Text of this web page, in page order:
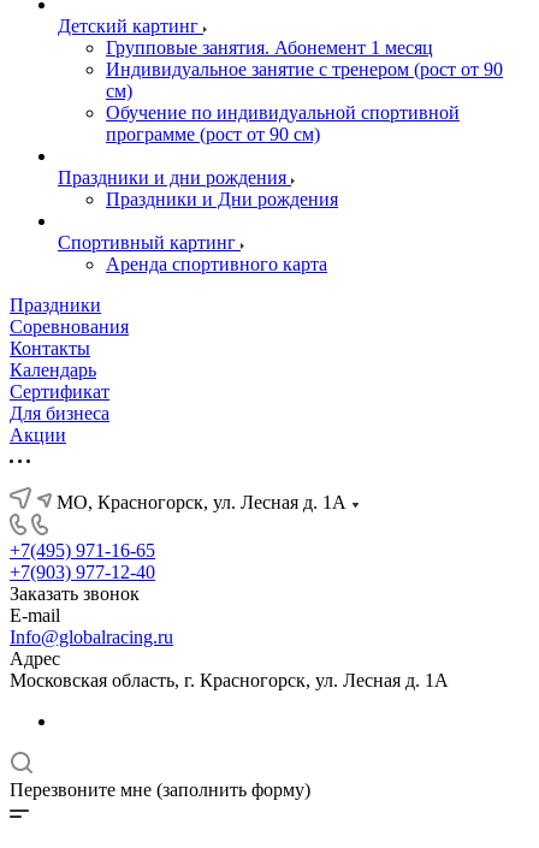
Детский картинг
Групповые занятия. Абонемент 1 месяц
Индивидуальное занятие с тренером (рост от 90
см)
Обучение по индивидуальной спортивной
программе (рост от 90 см)
Праздники и дни рождения
Праздники и Дни рождения
Спортивный картинг
Аренда спортивного карта
Праздники
Соревнования
Контакты
Календарь
Сертификат
Для бизнеса
Акции
МО, Красногорск, ул. Лесная д. 1А
+7(495) 971-16-65
+7(903) 977-12-40
Заказать звонок
E-mail
Info@globalracing.ru
Адрес
Московская область, г. Красногорск, ул. Лесная д. 1А
Перезвоните мне (заполнить форму)